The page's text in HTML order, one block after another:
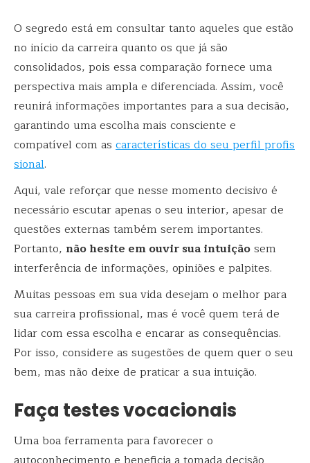
O segredo está em consultar tanto aqueles que estão
no início da carreira quanto os que já são
consolidados, pois essa comparação fornece uma
perspectiva mais ampla e diferenciada. Assim, você
reunirá informações importantes para a sua decisão,
garantindo uma escolha mais consciente e
compatível com as características do seu perfil profis
sional.
Aqui, vale reforçar que nesse momento decisivo é
necessário escutar apenas o seu interior, apesar de
questões externas também serem importantes.
Portanto, não hesite em ouvir sua intuiçãosem
interferência de informações, opiniões e palpites.
Muitas pessoas em sua vida desejam o melhor para
sua carreira profissional, mas é você quem terá de
lidar com essa escolha e encarar as consequências.
Por isso, considere as sugestões de quem quer o seu
bem, mas não deixe de praticar a sua intuição.
Faça testes vocacionais
Uma boa ferramenta para favorecer o